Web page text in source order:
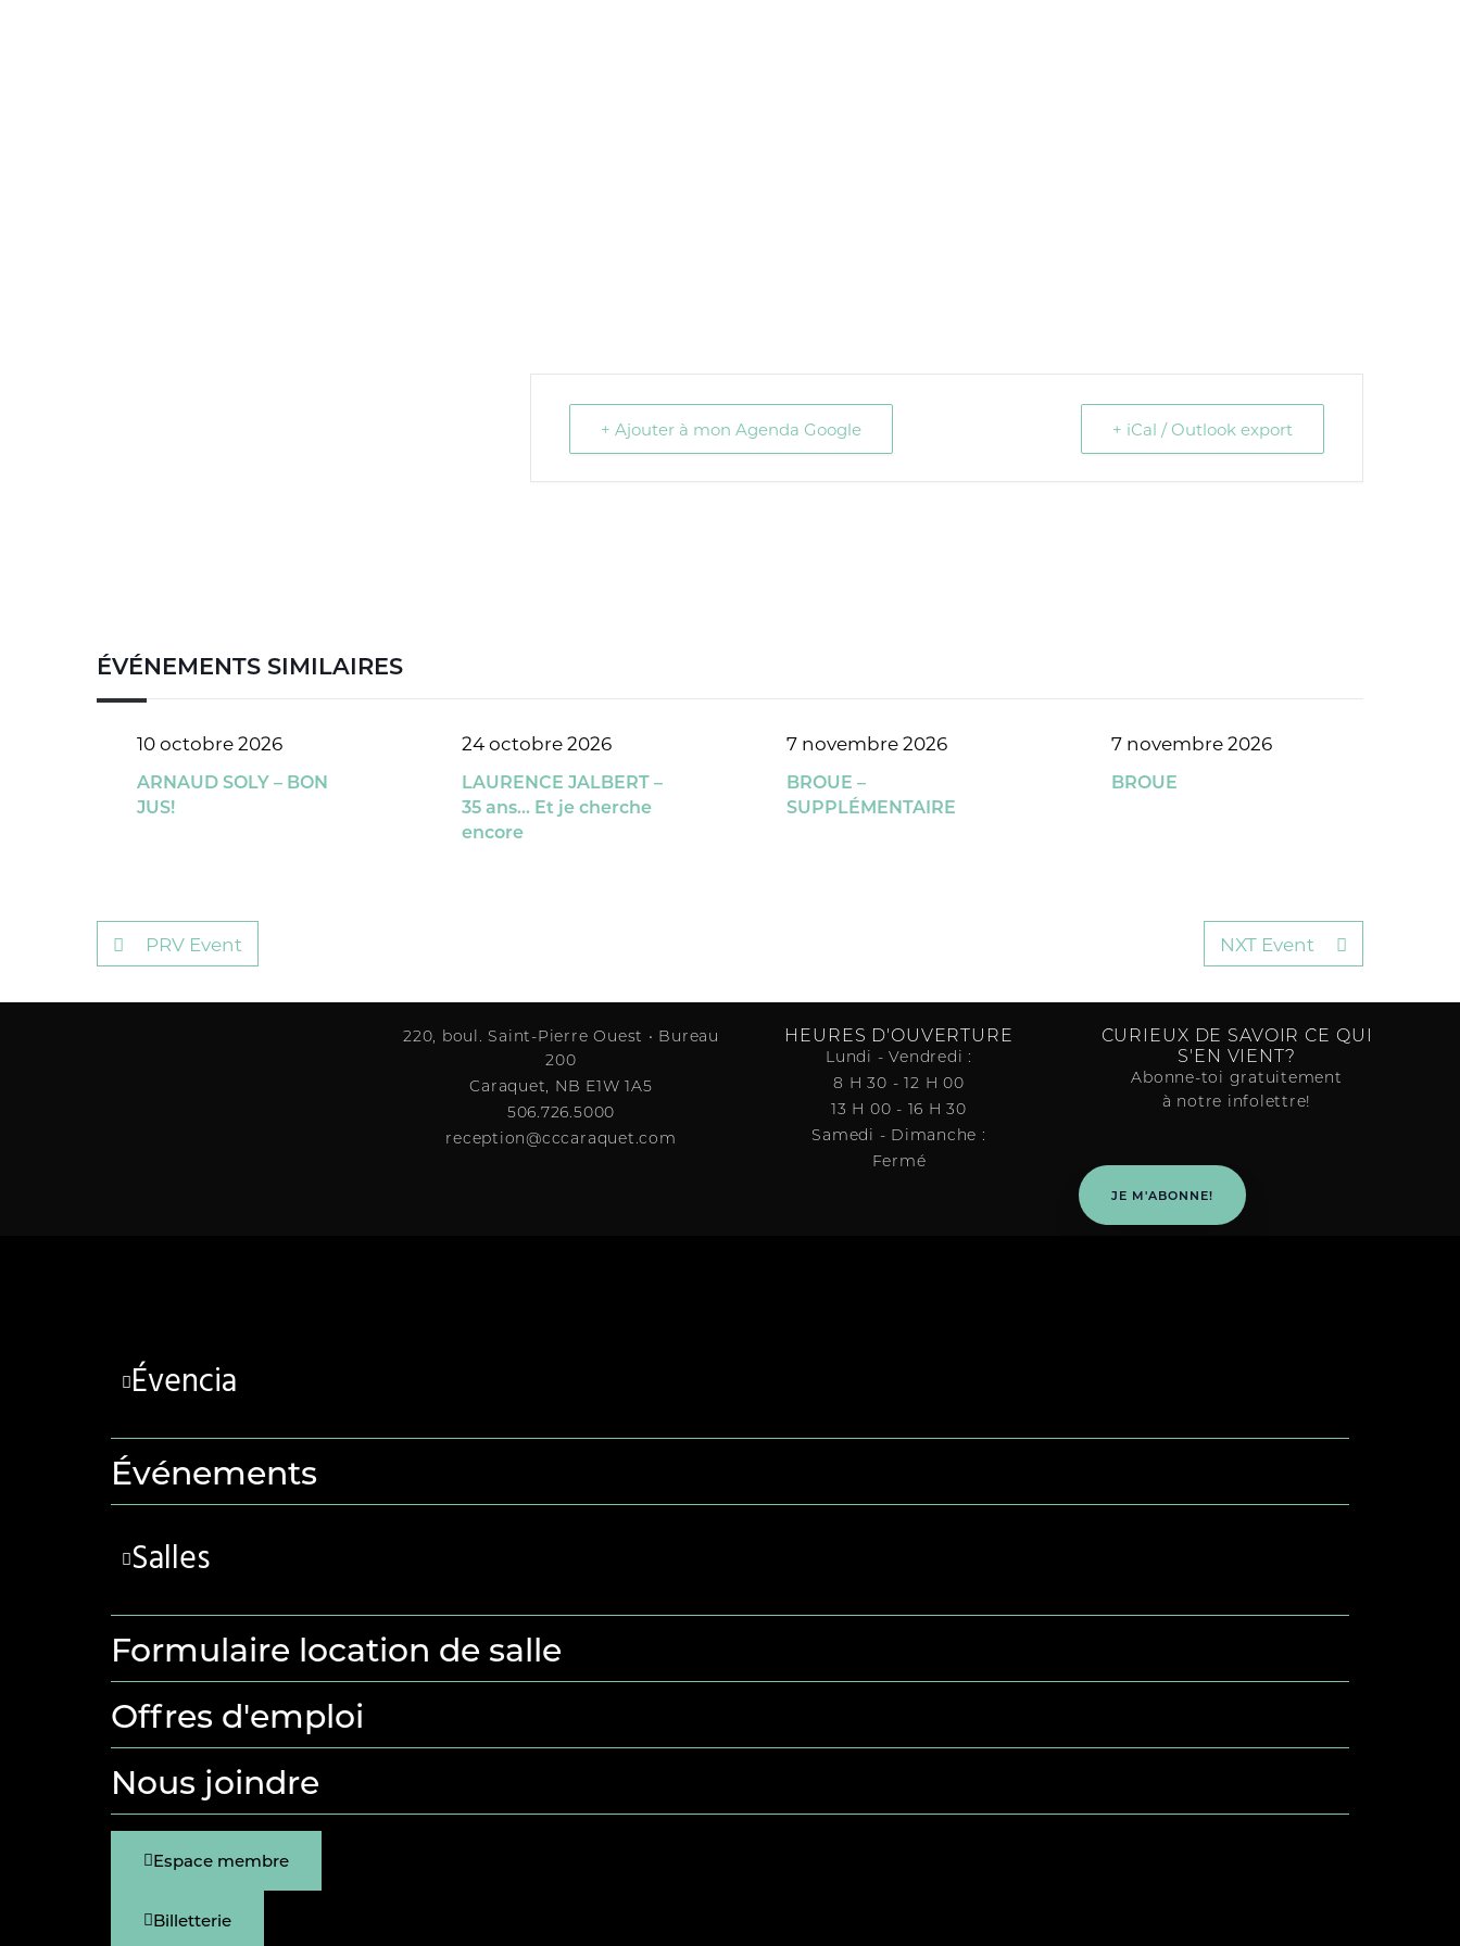
+ Ajouter à mon Agenda Google + iCal / Outlook export
ÉVÉNEMENTS SIMILAIRES
10 octobre 2026
ARNAUD SOLY – BON
JUS!
24 octobre 2026
LAURENCE JALBERT –
35 ans… Et je cherche
encore
7 novembre 2026
BROUE –
SUPPLÉMENTAIRE
7 novembre 2026
BROUE
PRV Event NXT Event
220, boul. Saint-Pierre Ouest • Bureau
200
Caraquet, NB E1W 1A5
506.726.5000
reception@cccaraquet.com
HEURES D'OUVERTURE
Lundi - Vendredi :
8 H 30 - 12 H 00
13 H 00 - 16 H 30
Samedi - Dimanche :
Fermé
CURIEUX DE SAVOIR CE QUI
S'EN VIENT?
Abonne-toi gratuitement
à notre infolettre!
JE M'ABONNE!
Évencia
Événements
Salles
Formulaire location de salle
Offres d'emploi
Nous joindre
Espace membre
Billetterie